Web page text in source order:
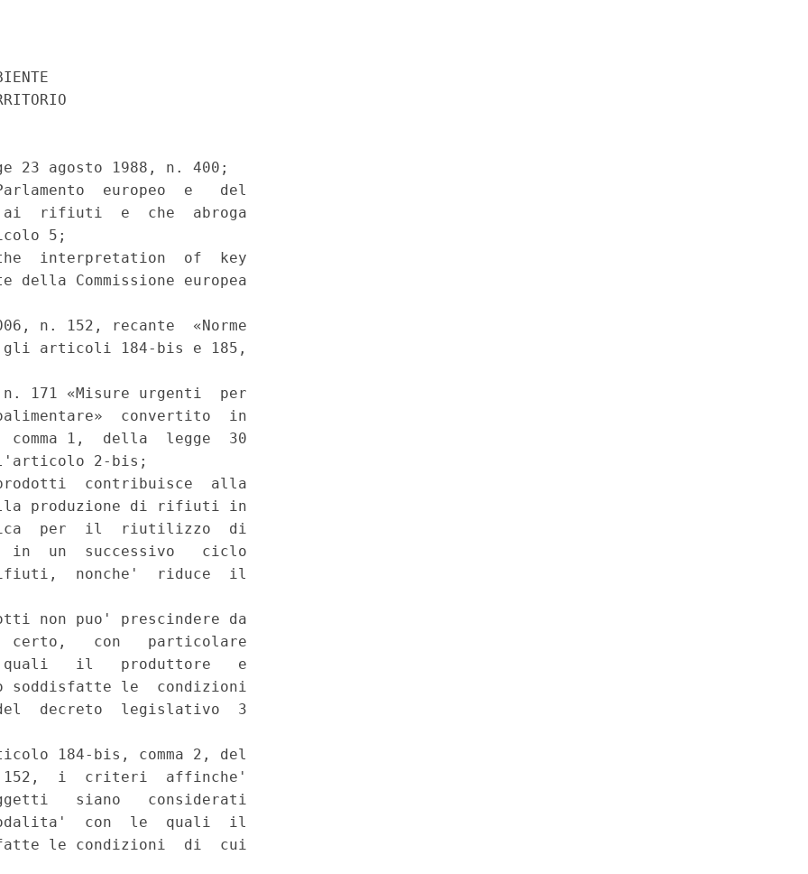
23 agosto 1988, n. 400;
europeo  e   del
ai  rifiuti  e  che  abroga
5;
interpretation  of  key
Commissione europea
n. 152, recante  «Norme
gli articoli 184-bis e 185,
171 «Misure urgenti  per
convertito  in
1,  della  legge  30
l'articolo 2-bis;
contribuisce  alla
produzione di rifiuti in
per  il  riutilizzo  di
in  un  successivo   ciclo
nonche'  riduce  il
non puo' prescindere da
certo,   con   particolare
il   produttore   e
soddisfatte le  condizioni
decreto  legislativo  3
184-bis, comma 2, del
152,  i  criteri  affinche'
siano   considerati
con  le  quali  il
le condizioni  di  cui